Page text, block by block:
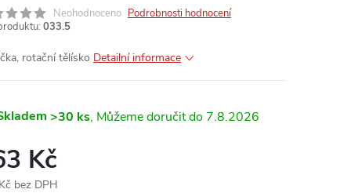
Neohodnoceno Podrobnosti hodnocení
033.5
rotační tělísko Detailní informace
>30 ks 7.8.2026
Kč
bez DPH